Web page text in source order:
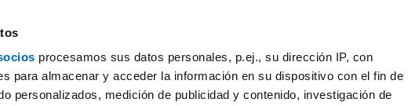
procesamos sus datos personales, p.ej., su dirección IP, con
para almacenar y acceder la información en su dispositivo con el fin de
personalizados, medición de publicidad y contenido, investigación de
Habitaciones Más filtros